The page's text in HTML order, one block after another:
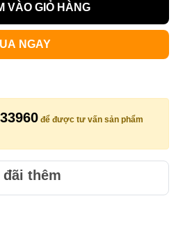
VÀO GIỎ HÀNG
NGAY
để được tư vấn sản phẩm
đãi thêm